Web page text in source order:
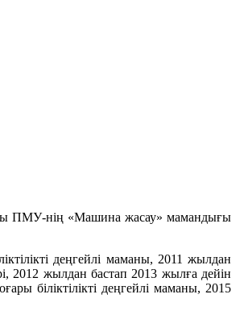
ПМУ-нің «Машина жасау» мамандығы
деңгейлі маманы, 2011 жылдан
2012 жылдан бастап 2013 жылға дейін
біліктілікті деңгейлі маманы, 2015